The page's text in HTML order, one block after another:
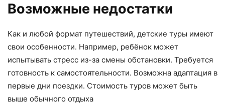
Возможные недостатки
Как и любой формат путешествий, детские туры имеют
свои особенности. Например, ребёнок может
испытывать стресс из-за смены обстановки. Требуется
готовность к самостоятельности. Возможна адаптация в
первые дни поездки. Стоимость туров может быть
выше обычного отдыха